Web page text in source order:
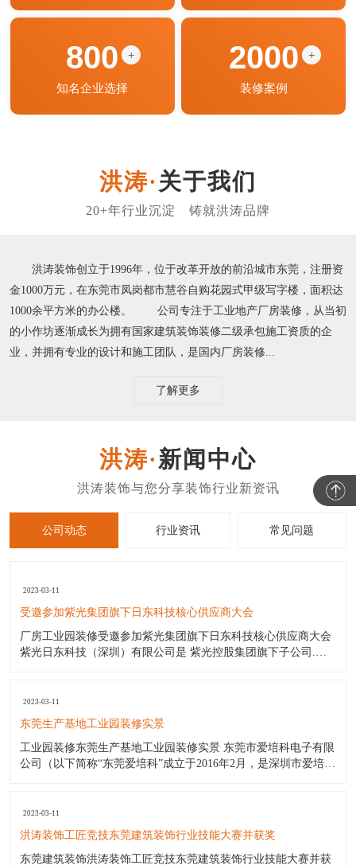
800 +
知名企业选择
2000 +
装修案例
关于我们
洪涛装饰创立于1996年，位于改革开放的前沿城市东莞，注册资
金1000万元，在东莞市凤岗都市慧谷自购花园式甲级写字楼，面积达
1000余平方米的办公楼。 公司专注于工业地产厂房装修，从当初
的小作坊逐渐成长为拥有国家建筑装饰装修二级承包施工资质的企
业，并拥有专业的设计和施工团队，是国内厂房装修...
了解更多
新闻中心
公司动态 行业资讯 常见问题
2023-03-11
受邀参加紫光集团旗下日东科技核心供应商大会
厂房工业园装修受邀参加紫光集团旗下日东科技核心供应商大会
紫光日东科技（深圳）有限公司是 紫光控股集团旗下子公司.日
锡机（价格优惠);日东公司波峰焊日东回流焊;日东印刷机;三星贴
片机
2023-03-11
东莞生产基地工业园装修实景
工业园装修东莞生产基地工业园装修实景 东莞市爱培科电子有限
公司（以下简称“东莞爱培科”成立于2016年2月，是深圳市爱培科
产品：GPS车载导航通讯设备产品的制造。 作为一家年轻新兴的
企
2023-03-11
洪涛装饰工匠竞技东莞建筑装饰行业技能大赛并获奖
东莞建筑装饰洪涛装饰工匠竞技东莞建筑装饰行业技能大赛并获